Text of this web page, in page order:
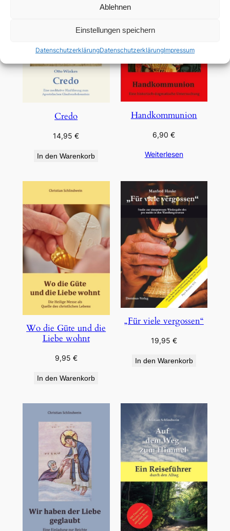
Ablehnen
Einstellungen speichern
DatenschutzerklärungDatenschutzerklärungImpressum
Credo
14,95€
In den Warenkorb
Handkommunion
6,90€
Weiterlesen
Wo die Güte und die
Liebe wohnt
9,95 €
In den Warenkorb
„Für viele vergossen“
19,95 €
In den Warenkorb